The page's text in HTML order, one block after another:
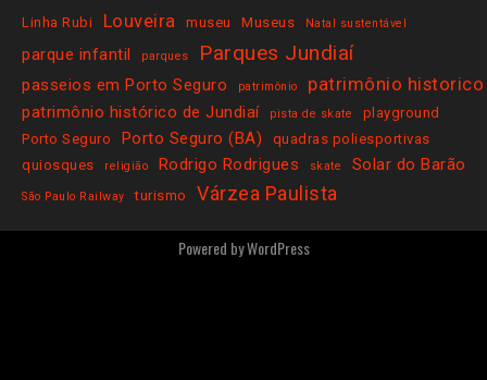
Linha Rubi Louveira museu Museus Natal sustentável
parque infantil parques Parques Jundiaí
passeios em Porto Seguro patrimônio patrimônio historico
patrimônio histórico de Jundiaí pista de skate
playground
Porto Seguro
Porto Seguro (BA)
quadras poliesportivas
quiosques
religião Rodrigo Rodrigues skate Solar do Barão
São Paulo Railway turismo Várzea Paulista
Powered byWordPress